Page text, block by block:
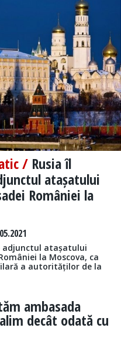
/ Rusia îl
atașatului
României la
adjunctul atașatului
la Moscova, ca
a autorităților de la
ambasada
decât odată cu